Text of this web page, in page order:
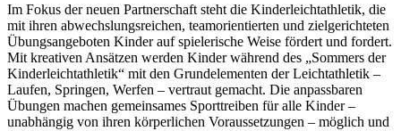
Im Fokus der neuen Partnerschaft steht die Kinderleichtathletik, die
mit ihren abwechslungsreichen, teamorientierten und zielgerichteten
Übungsangeboten Kinder auf spielerische Weise fördert und fordert.
Mit kreativen Ansätzen werden Kinder während des „Sommers der
Kinderleichtathletik“ mit den Grundelementen der Leichtathletik –
Laufen, Springen, Werfen – vertraut gemacht. Die anpassbaren
Übungen machen gemeinsames Sporttreiben für alle Kinder –
unabhängig von ihren körperlichen Voraussetzungen – möglich und